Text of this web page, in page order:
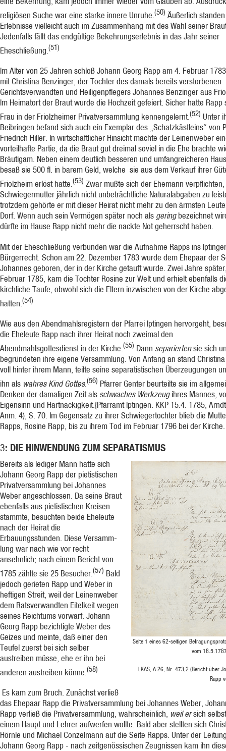
religiö­sen Suche war eine starke innere Unruhe. (50) Äußerlich
Erlebnisse vielleicht auch im Zusammenhang mit des Wahl seiner
Jedenfalls fällt das endgültige Bekehrungser­lebnis in das Jahr seiner
Eheschließung. (51)
Im Alter von 25 Jahren schloß Johann Georg Rapp am 4. Februar
mit Christina Benzinger, der Tochter des damals bereits verstorbenen
Gerichtsverwandten und Heiligenpflegers Johannes Benzinger aus
Im Heimatort der Braut wurde die Hochzeit gefeiert. Sicher hatte Rapp
Frau in der Friolzheimer Privatversammlung kennengelernt.(52) Unter
Beibringen befand sich auch ein Exemplar des „Schatzkästleins“ von
Friedrich Hiller. In wirtschaft­licher Hin­sicht machte der Leinenweber
vorteilhafte Partie, da die Braut gut dreimal soviel in die Ehe brachte
Bräutigam. Neben einem deutlich besseren und umfangrei­cheren
besaß sie 500 fl. in barem Geld, welche sie aus dem Verkauf ihrer
Friolzheim erlöst hatte.(53) Zwar mußte sich der Ehemann
Schwiegermut­ter jährlich nicht unbeträchtliche Naturalabgaben zu
trotzdem gehörte er mit dieser Heirat nicht mehr zu den ärmsten
Dorf. Wenn auch sein Vermögen später noch als geringbezeichnet
dürfte im Hause Rapp nicht mehr die nackte Not geherrscht haben.
Mit der Eheschließung verbunden war die Aufnahme Rapps ins Iptinger
Bürgerrecht. Schon am 22. Dezember 1783 wurde dem Ehepaar der
Johannes geboren, der in der Kirche getauft wurde. Zwei Jahre
Februar 1785, kam die Tochter Rosine zur Welt und erhielt ebenfalls
kirchliche Taufe, obwohl sich die Eltern inzwischen von der Kirche
hatten. (54)
Wie aus den Abendmahlsregistern der Pfarrei Iptingen hervorgeht,
die Eheleute Rapp nach ihrer Heirat noch zweimal den
Abendmahlsgottesdienst in der Kirche. (55) Dann separiertensie sich
begründeten ihre eigene Versammlung. Von Anfang an stand
voll hinter ihrem Mann, teilte seine separatistischen Überzeugungen
ihn als wahres Kind Gottes.(56) Pfarrer Genter beurteilte sie im
Denken der damaligen Zeit als schwaches Werkzeugihres Mannes,
Eigensinn und Hartnäckigkeit.{Pfarramt Iptingen: KKP 15.4. 1785;
Anm. 4), S. 70. Im Ge­gensatz zu ihrer Schwiegertochter blieb die
Rapps, Rosine Rapp, bis zu ihrem Tod im Februar 1796 bei der Kirche.
3: DIE HINWENDUNG ZUM SEPARATISMUS
Seite 1 eines 62-seitigen
vom
LKAS, A 26, Nr. 473,2 (Bericht über
Rapp
Bereits als lediger Mann hatte sich
Johann Georg Rapp der pietistischen
Privatversammlung bei Johannes
Weber angeschlossen. Da seine Braut
ebenfalls aus pietistischen Kreisen
stammte, besuchten beide Eheleute
nach der Heirat die
Erbauungsstunden. Diese Versamm­
lung war nach wie vor recht
ansehnlich; nach einem Bericht von
1785 zählte sie 25 Besu­cher. (57) Bald
jedoch gerieten Rapp und Weber in
heftigen Streit, weil der Leinenweber
dem Ratsverwandten Eitelkeit wegen
seines Reichtums vorwarf. Johann
Georg Rapp bezichtigte Weber des
Geizes und meinte, daß einer den
Teufel zuerst bei sich selber
austreiben müsse, ehe er ihn bei
anderen austreiben könne. (58)
Es kam zum Bruch. Zunächst verließ
das Ehepaar Rapp die Privatversammlung bei Johannes Weber,
Rapp verließ die Privatversammlung, wahrscheinlich, weil ersich
einem Haupt und Lehrer aufwerfen wollte. Bald aber stellten sich
Hörnle und Michael Conzelmann auf die Seite Rapps. Unter der
Johann Georg Rapp - nach zeitgenössischen Zeugnissen kam ihn